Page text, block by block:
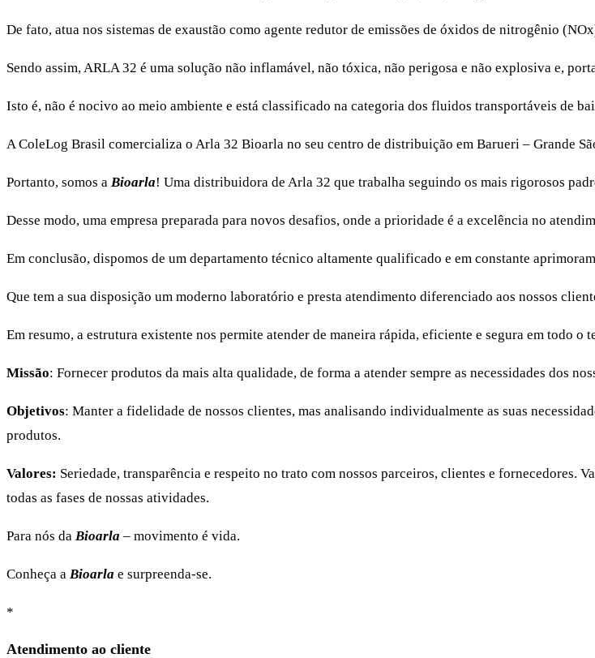
De fato, atua nos sistemas de exaustão como agente redutor de emissões de óxidos de nitrogênio
Sendo assim, ARLA 32 é uma solução não inflamável, não tóxica, não perigosa e não explosiva e,
Isto é, não é nocivo ao meio ambiente e está classificado na categoria dos fluidos transportáveis de
A ColeLog Brasil comercializa o Arla 32 Bioarla no seu centro de distribuição em Barueri – Grande
Portanto, somos a Bioarla! Uma distribuidora de Arla 32 que trabalha seguindo os mais rigorosos
Desse modo, uma empresa preparada para novos desafios, onde a prioridade é a excelência no
Em conclusão, dispomos de um departamento técnico altamente qualificado e em constante
Que tem a sua disposição um moderno laboratório e presta atendimento diferenciado aos nossos
Em resumo, a estrutura existente nos permite atender de maneira rápida, eficiente e segura em todo o
Missão: Fornecer produtos da mais alta qualidade, de forma a atender sempre as necessidades dos
Objetivos: Manter a fidelidade de nossos clientes, mas analisando individualmente as suas
produtos.
Valores: Seriedade, transparência e respeito no trato com nossos parceiros, clientes e fornecedores.
todas as fases de nossas atividades.
Para nós da Bioarla – movimento é vida.
Conheça a Bioarla e surpreenda-se.
*
Atendimento ao cliente